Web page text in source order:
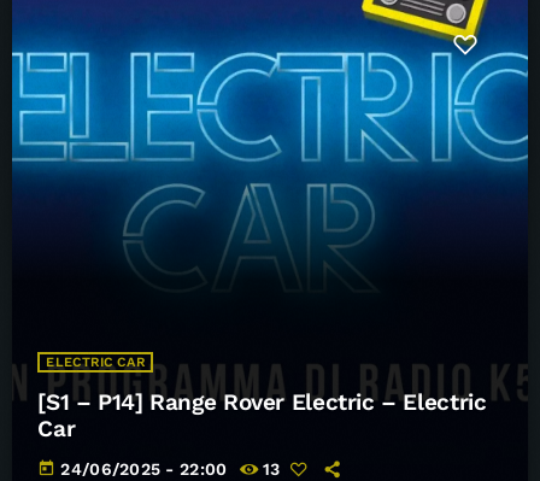
ELECTRIC CAR
[S1 – P14] Range Rover Electric – Electric
Car
today 24/06/2025 - 22:00 13